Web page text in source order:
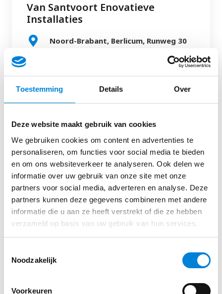
Toestemming Details Over
Deze website maakt gebruik van cookies
We gebruiken cookies om content en advertenties te
personaliseren, om functies voor social media te bieden
en om ons websiteverkeer te analyseren. Ook delen we
informatie over uw gebruik van onze site met onze
partners voor social media, adverteren en analyse. Deze
partners kunnen deze gegevens combineren met andere
informatie die u aan ze heeft verstrekt of die ze hebben
verzameld op basis van uw gebruik van hun services.
Noodzakelijk
Voorkeuren
Zelfstandig installeren van elektrotechnische
installaties en bijhorende componenten. Van aanleg
tot ingebruikstelling. Je bent betrokken bij alle fases
van het project.
Werken op diverse locaties binnen de utiliteit,
zoals bij onder andere
Krijg je de kans om de volgende generatie
elektromonteurs on the job op te leiden
Geef je leiding aan enkele projectmedewerkers
Overleg met projectleiders en de
werkvoorbereiding
Verslaglegging van de urenregistratie en
werkbonnen
Wie ben jij?
Van Santvoort Enovatieve
Installaties
Noord-Brabant, Berlicum, Runweg 30
Direct sollicteren op deze functie?
Solliciteer via de website van Van Santvoort
Enovatieve Installaties
Solliciteren